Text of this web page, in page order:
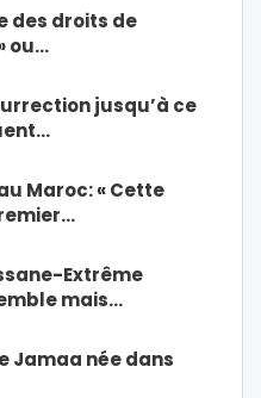
des droits de
ou…
jusqu’à ce
Maroc: « Cette
Extrême
mais…
Jamaa née dans